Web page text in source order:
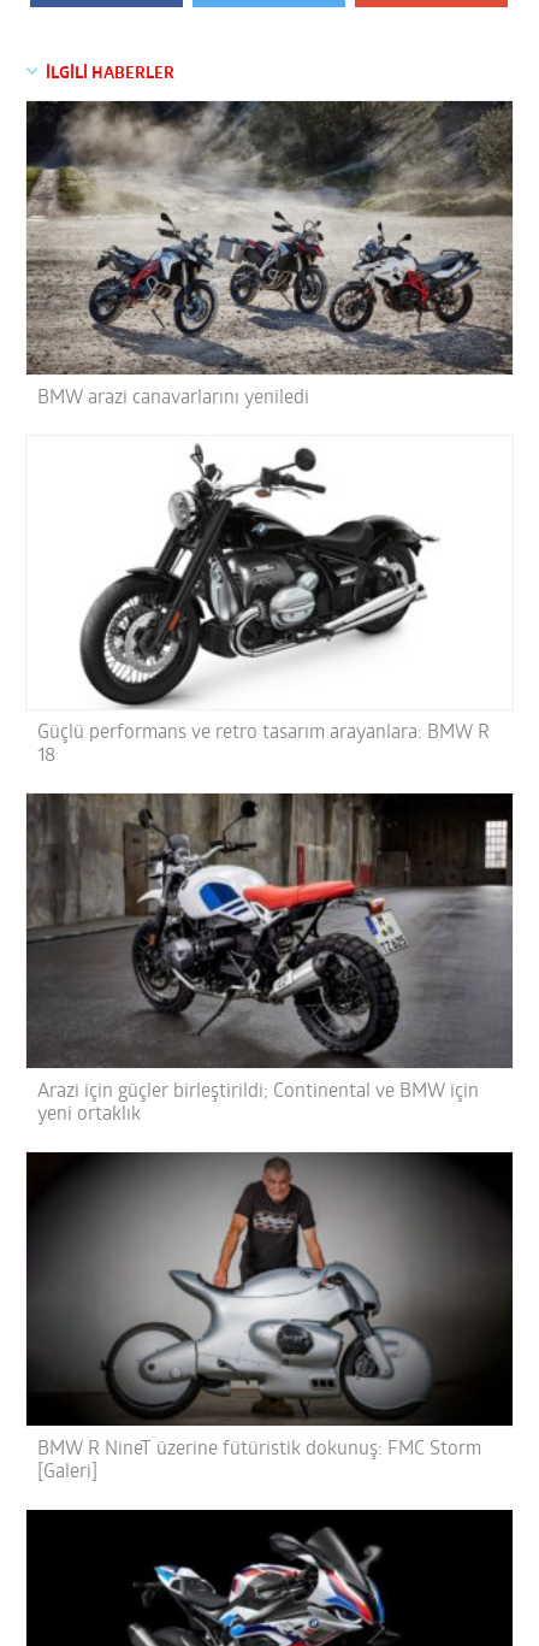
İLGİLİ HABERLER
BMW arazi canavarlarını yeniledi
Güçlü performans ve retro tasarım arayanlara: BMW R
18
Arazi için güçler birleştirildi; Continental ve BMW için
yeni ortaklık
BMW R NineT üzerine fütüristik dokunuş: FMC Storm
[Galeri]